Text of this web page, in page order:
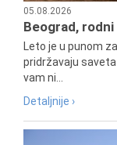
05.08.2026
Beograd,
Leto je u punom
pridržavaju
vam ni...
Detaljnije ›